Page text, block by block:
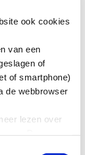
ook cookies
van een
of
of smartphone)
de webbrowser
lezen over
werken: Naar
en
kb)